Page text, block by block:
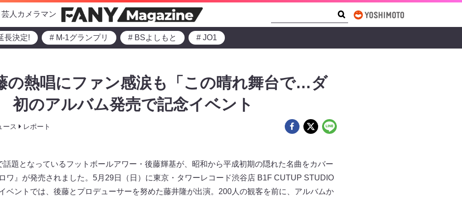
人カメラマン
長決定! # M-1グランプリ # BSよしもと # JO1
の熱唱にファン感涙も「この晴れ舞台で…ダ
初のアルバム発売で記念イベント
ース レポート
話題となっているフットボールアワー・後藤輝基が、昭和から平成初期の隠れた名曲をカバー
ワ』が発売されました。5月29日（日）に東京・タワーレコード渋谷店 B1F CUTUP STUDIO
ベントでは、後藤とプロデューサーを努めた藤井隆が出演。200人の観客を前に、アルバムか